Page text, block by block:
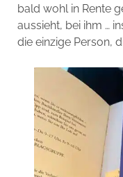
bald wohl in Rente
aussieht, bei ihm …
die einzige Person,